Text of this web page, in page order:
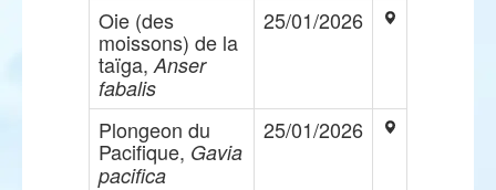
Oie (des
moissons) de la
taïga, Anser
fabalis
25/01/2026
Plongeon du
Pacifique, Gavia
pacifica
25/01/2026